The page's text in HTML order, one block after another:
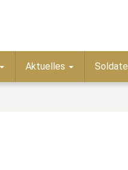
Aktuelles